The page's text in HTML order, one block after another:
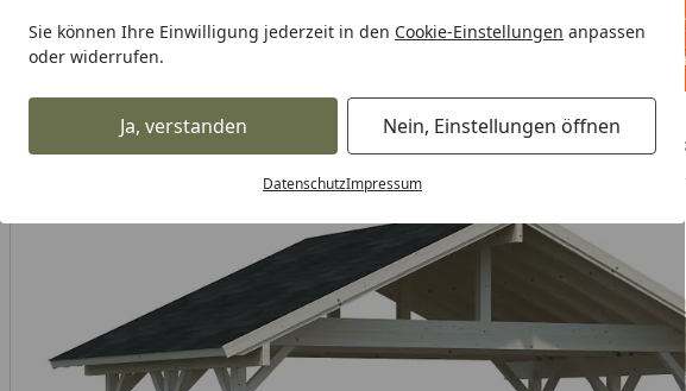
Sie können Ihre Einwilligung jederzeit in den Cookie-Einstellungen anpassen
oder widerrufen.
Ja, verstanden Nein, Einstellungen öffnen
DatenschutzImpressum
Karibu Pools inkl. gratis
Dein Traumpool im Sorglos-Paket: Filter&Pflege
Alles für den Garten Carport & Garage Doppelcarports